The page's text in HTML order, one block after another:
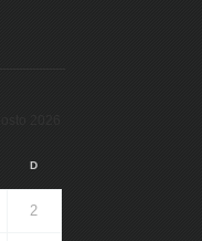
D
2